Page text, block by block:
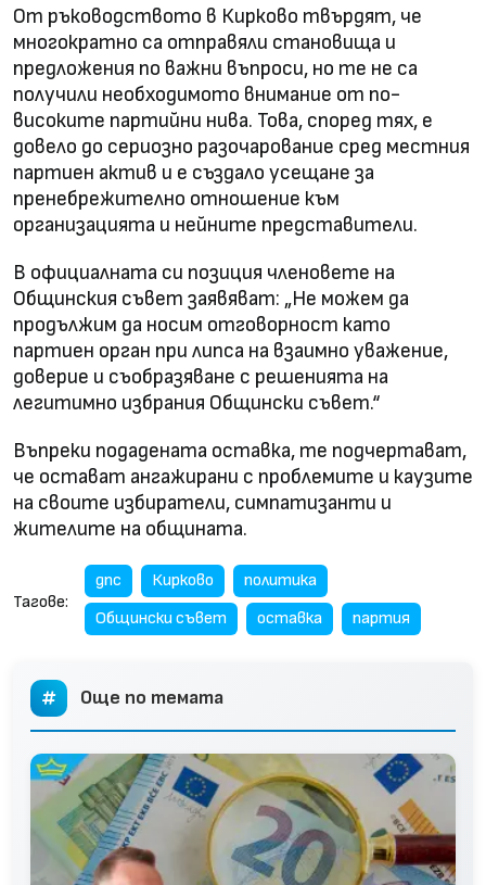
От ръководството в Кирково твърдят, че
многократно са отправяли становища и
предложения по важни въпроси, но те не са
получили необходимото внимание от по-
високите партийни нива. Това, според тях, е
довело до сериозно разочарование сред местния
партиен актив и е създало усещане за
пренебрежително отношение към
организацията и нейните представители.
В официалната си позиция членовете на
Общинския съвет заявяват: „Не можем да
продължим да носим отговорност като
партиен орган при липса на взаимно уважение,
доверие и съобразяване с решенията на
легитимно избрания Общински съвет.“
Въпреки подадената оставка, те подчертават,
че остават ангажирани с проблемите и каузите
на своите избиратели, симпатизанти и
жителите на общината.
Тагове:
дпс Кирково
политика
Общински съвет
оставка партия
Още по темата